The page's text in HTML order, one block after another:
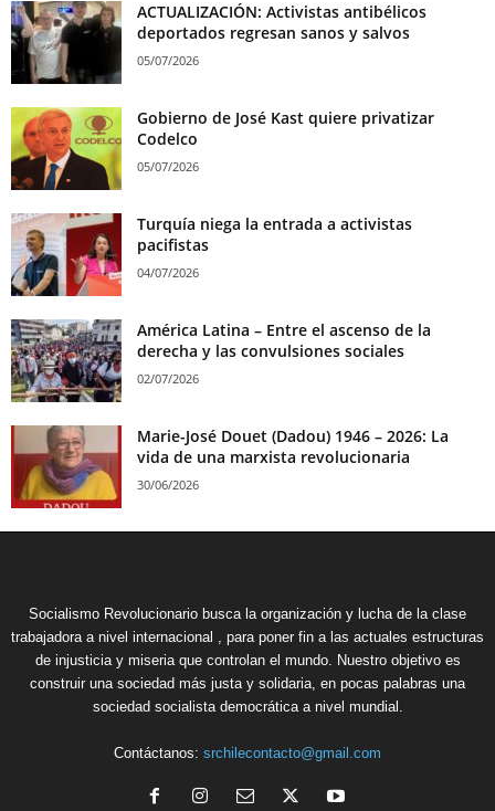
ACTUALIZACIÓN: Activistas antibélicos
deportados regresan sanos y salvos
05/07/2026
Gobierno de José Kast quiere privatizar
Codelco
05/07/2026
Turquía niega la entrada a activistas
pacifistas
04/07/2026
América Latina – Entre el ascenso de la
derecha y las convulsiones sociales
02/07/2026
Marie-José Douet (Dadou) 1946 – 2026: La
vida de una marxista revolucionaria
30/06/2026
Socialismo Revolucionario busca la organización y lucha de la clase
trabajadora a nivel internacional , para poner fin a las actuales estructuras
de injusticia y miseria que controlan el mundo. Nuestro objetivo es
construir una sociedad más justa y solidaria, en pocas palabras una
sociedad socialista democrática a nivel mundial.
Contáctanos: srchilecontacto@gmail.com